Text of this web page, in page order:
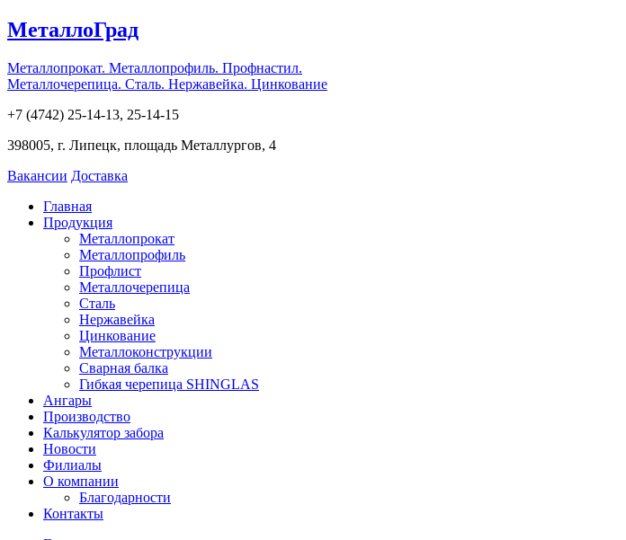
МеталлоГрад
Металлопрокат. Металлопрофиль. Профнастил.
Металлочерепица. Сталь. Нержавейка. Цинкование
+7 (4742) 25-14-13, 25-14-15
398005, г. Липецк, площадь Металлургов, 4
Вакансии Доставка
Главная
Продукция
Металлопрокат
Металлопрофиль
Профлист
Металлочерепица
Сталь
Нержавейка
Цинкование
Металлоконструкции
Сварная балка
Гибкая черепица SHINGLAS
Ангары
Производство
Калькулятор забора
Новости
Филиалы
О компании
Благодарности
Контакты